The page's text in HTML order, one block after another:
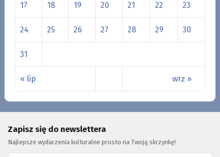
« lip wrz »
17 18 19 20 21 22 23
24 25 26 27 28 29 30
31
Zapisz się do newslettera
Najlepsze wydarzenia kulturalne prosto na Twoją skrzynkę!